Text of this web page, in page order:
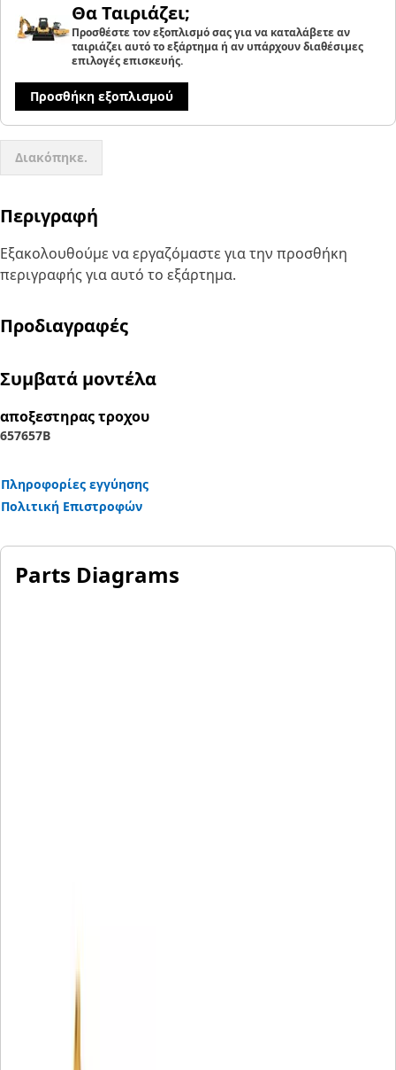
Θα Ταιριάζει;
Προσθέστε τον εξοπλισμό σας για να καταλάβετε αν
ταιριάζει αυτό το εξάρτημα ή αν υπάρχουν διαθέσιμες
επιλογές επισκευής.
Προσθήκη εξοπλισμού
Διακόπηκε.
Περιγραφή
Εξακολουθούμε να εργαζόμαστε για την προσθήκη
περιγραφής για αυτό το εξάρτημα.
Προδιαγραφές
Συμβατά μοντέλα
αποξεστηρας τροχου
657657B
Πληροφορίες εγγύησης
Πολιτική Επιστροφών
Parts Diagrams